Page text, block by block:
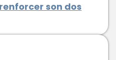
son dos